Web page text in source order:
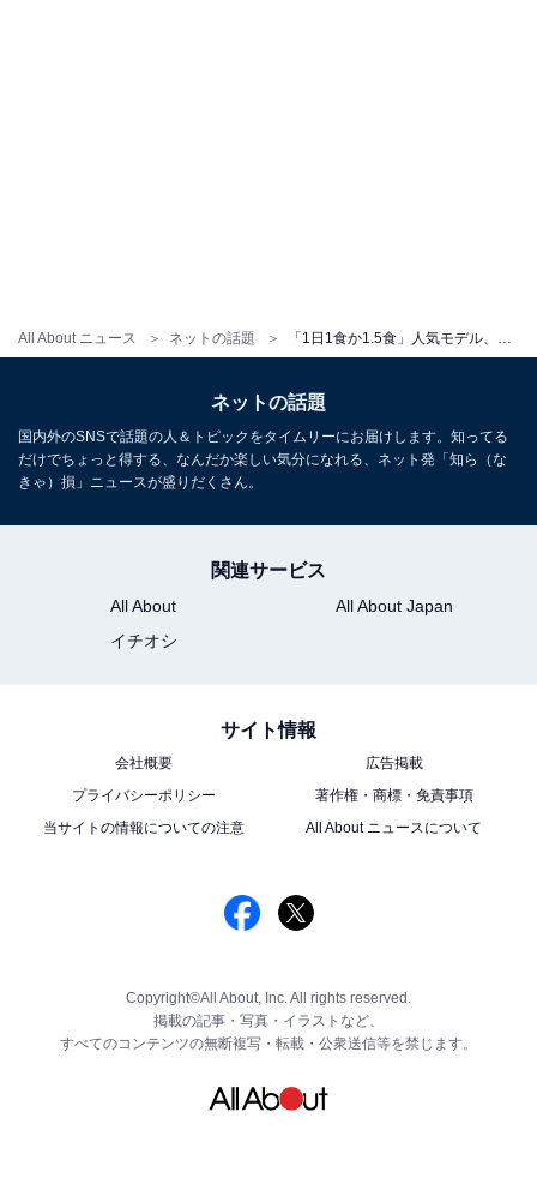
All About ニュース ネットの話題
ネットの話題
国内外のSNSで話題の人＆トピックをタイムリーにお届けします。知ってる
だけでちょっと得する、なんだか楽しい気分になれる、ネット発「知ら（な
きゃ）損」ニュースが盛りだくさん。
関連サービス
All About
All About Japan
イチオシ
サイト情報
会社概要
広告掲載
プライバシーポリシー
著作権・商標・免責事項
当サイトの情報についての注意
All About ニュースについて
Copyright©All About, Inc. All rights reserved.
掲載の記事・写真・イラストなど、
すべてのコンテンツの無断複写・転載・公衆送信等を禁じます。